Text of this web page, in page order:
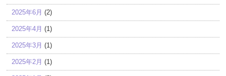
2025年6月 (2)
2025年4月 (1)
2025年3月 (1)
2025年2月 (1)